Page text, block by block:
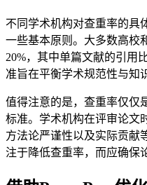
不同学术机构对查重率的具
一些基本原则。大多数高校
20%，其中单篇文献的引用
准旨在平衡学术规范性与知
值得注意的是，查重率仅仅
标准。学术机构在评审论文
方法论严谨性以及实际贡献
注于降低查重率，而应确保